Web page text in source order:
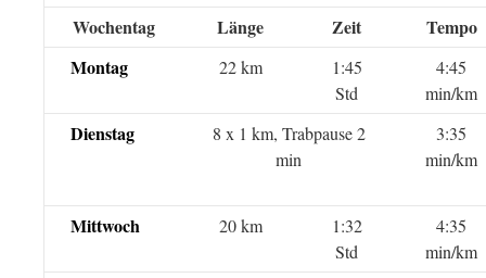
Wochentag
Länge Zeit
Tempo
Montag
22 km
1:45
Std
4:45
min/km
Dienstag
8 x 1 km, Trabpause 2
min
3:35
min/km
Mittwoch 20 km
1:32
Std
4:35
min/km